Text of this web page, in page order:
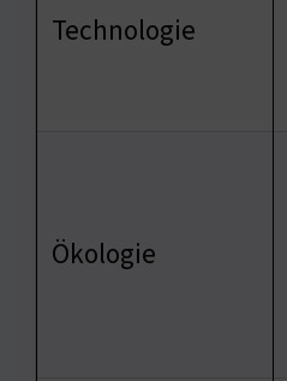
Technologie
Ökologie